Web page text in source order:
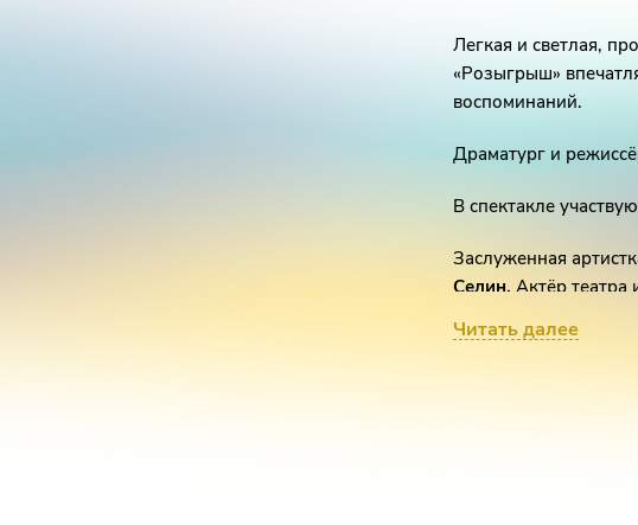
Легкая и светлая,
«Розыгрыш»
воспоминаний.
Драматург и
В спектакле
Заслуженная
Селин, Актёр театра
Мария Рассказова.
Читать далее